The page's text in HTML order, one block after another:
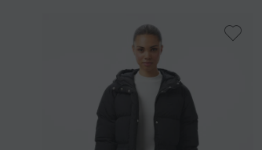
Nohavice
Športové oblečenie